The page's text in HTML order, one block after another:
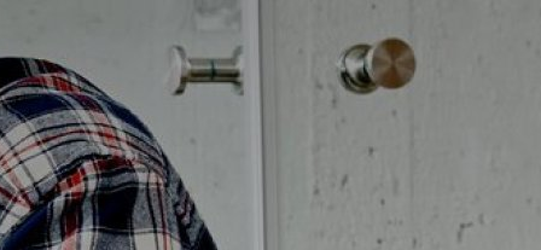
Våra varumärken